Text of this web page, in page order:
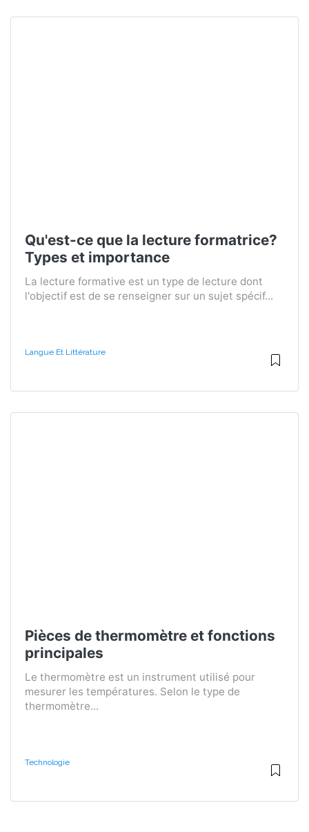
Qu'est-ce que la lecture formatrice?
Types et importance
La lecture formative est un type de lecture dont
l'objectif est de se renseigner sur un sujet spécif...
Langue Et Littérature
Pièces de thermomètre et fonctions
principales
Le thermomètre est un instrument utilisé pour
mesurer les températures. Selon le type de
thermomètre...
Technologie